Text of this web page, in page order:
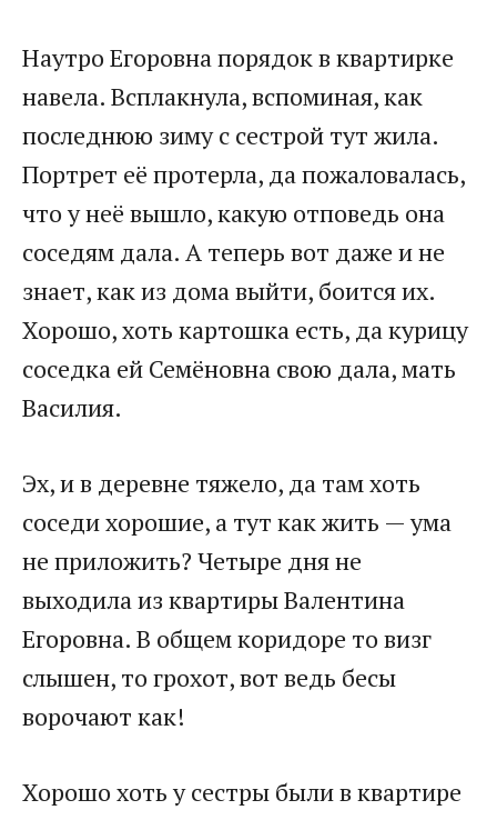
Наутро Егоровна порядок в квартирке
навела. Всплакнула, вспоминая, как
последнюю зиму с сестрой тут жила.
Портрет её протерла, да пожаловалась,
что у неё вышло, какую отповедь она
соседям дала. А теперь вот даже и не
знает, как из дома выйти, боится их.
Хорошо, хоть картошка есть, да курицу
соседка ей Семёновна свою дала, мать
Василия.
Эх, и в деревне тяжело, да там хоть
соседи хорошие, а тут как жить — ума
не приложить? Четыре дня не
выходила из квартиры Валентина
Егоровна. В общем коридоре то визг
слышен, то грохот, вот ведь бесы
ворочают как!
Хорошо хоть у сестры были в квартире